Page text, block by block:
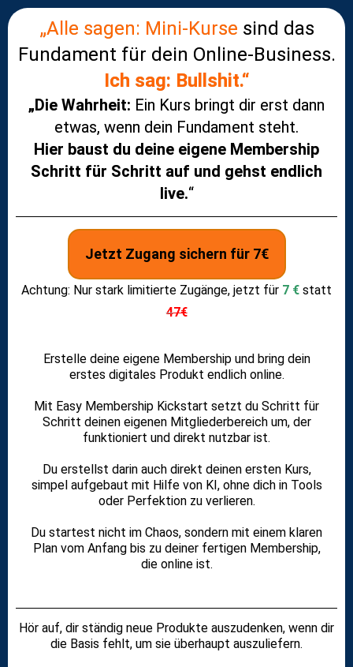
„Alle sagen: Mini-Kurse sind das
Fundament für dein Online-Business.
Ich sag: Bullshit.“
„Die Wahrheit: Ein Kurs bringt dir erst dann
etwas, wenn dein Fundament steht.
Hier baust du deine eigene Membership
Schritt für Schritt auf und gehst endlich
live.“
Jetzt Zugang sichern für 7€
Achtung: Nur stark limitierte Zugänge, jetzt für 7 € statt
47€
Erstelle deine eigene Membership und bring dein
erstes digitales Produkt endlich online.
Mit Easy Membership Kickstart setzt du Schritt für
Schritt deinen eigenen Mitgliederbereich um, der
funktioniert und direkt nutzbar ist.
Du erstellst darin auch direkt deinen ersten Kurs,
simpel aufgebaut mit Hilfe von KI, ohne dich in Tools
oder Perfektion zu verlieren.
Du startest nicht im Chaos, sondern mit einem klaren
Plan vom Anfang bis zu deiner fertigen Membership,
die online ist.
Hör auf, dir ständig neue Produkte auszudenken, wenn dir
die Basis fehlt, um sie überhaupt auszuliefern.